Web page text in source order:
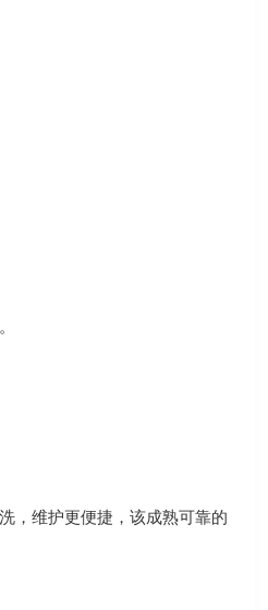
，维护更便捷，该成熟可靠的